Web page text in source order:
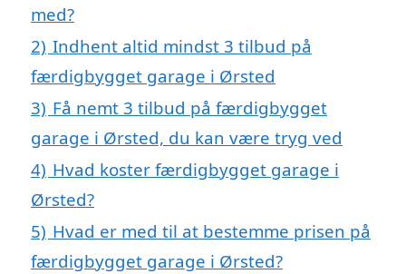
med?
2) Indhent altid mindst 3 tilbud på
færdigbygget garage i Ørsted
3) Få nemt 3 tilbud på færdigbygget
garage i Ørsted, du kan være tryg ved
4) Hvad koster færdigbygget garage i
Ørsted?
5) Hvad er med til at bestemme prisen på
færdigbygget garage i Ørsted?